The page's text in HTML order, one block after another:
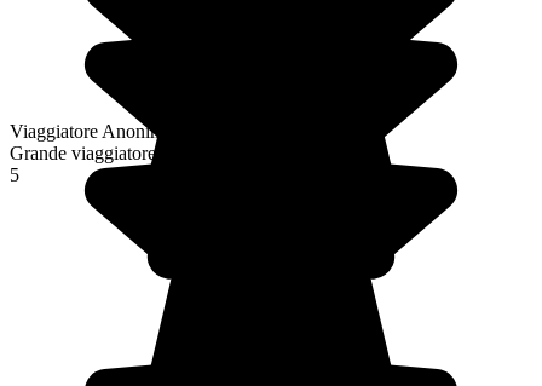
Viaggiatore Anonimo
Grande viaggiatore
5